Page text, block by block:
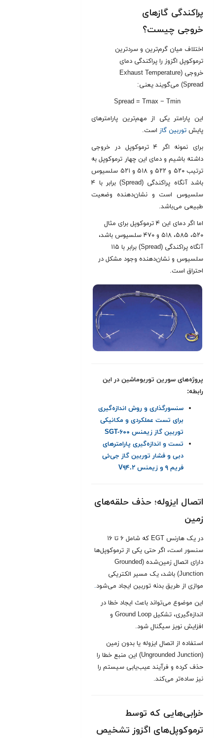
پراکندگی گازهای
خروجی چیست؟
اختلاف میان گرم‌ترین و سردترین
ترموکوپل اگزوز را پراکندگی دمای
خروجی (Exhaust Temperature
Spread) می‌گویند یعنی:
Spread = Tmax − Tmin
این پارامتر یکی از مهم‌ترین پارامترهای
پایش توربین گاز است.
برای نمونه اگر ۴ ترموکوپل در خروجی
داشته باشیم و دمای این چهار ترموکوپل به
ترتیب ۵۲۰ و ۵۲۲ و ۵۱۸ و ۵۲۱ سلسیوس
باشد آنگاه پراکندگی (Spread) برابر با ۴
سلسیوس است و نشان‌دهنده وضعیت
طبیعی می‌باشد.
اما اگر دمای این ۴ ترموکوپل برای مثال
۵۲۰، ۵۸۵، ۵۱۸ و ۴۷۰ سلسیوس باشد،
آنگاه پراکندگی (Spread) برابر با ۱۱۵
سلسیوس و نشان‌دهنده وجود مشکل در
احتراق است.
پروژه‌های سورین توربوماشین در این
رابطه:
سنسورگذاری و روش اندازه‌گیری
برای تست‌ عملکردی و مکانیکی
توربین گاز زیمنس SGT-۶۰۰
تست و اندازه‌گیری پارامترهای
دبی و فشار توربین گاز جی‌ئی
فریم ۹ و زیمنس V۹۴.۲
اتصال ایزوله؛ حذف حلقه‌های
زمین
در یک هارنس EGT که شامل ۶ تا ۱۶
سنسور است، اگر حتی یکی از ترموکوپل‌ها
دارای اتصال زمین‌شده (Grounded
Junction) باشد، یک مسیر الکتریکی
موازی از طریق بدنه توربین ایجاد می‌شود.
این موضوع می‌تواند باعث ایجاد خطا در
اندازه‌گیری، تشکیل Ground Loop و
افزایش نویز سیگنال شود.
استفاده از اتصال ایزوله یا بدون زمین
(Ungrounded Junction) این منبع خطا را
حذف کرده و فرآیند عیب‌یابی سیستم را
نیز ساده‌تر می‌کند.
خرابی‌هایی که توسط
ترموکوپل‌های اگزوز تشخیص